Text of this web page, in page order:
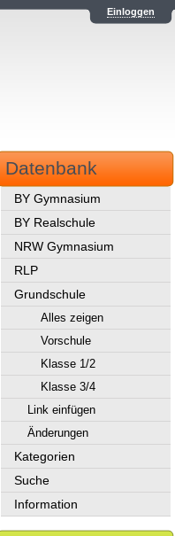
Einloggen
Datenbank
BY Gymnasium
BY Realschule
NRW Gymnasium
RLP
Grundschule
Alles zeigen
Vorschule
Klasse 1/2
Klasse 3/4
Link einfügen
Änderungen
Kategorien
Suche
Information